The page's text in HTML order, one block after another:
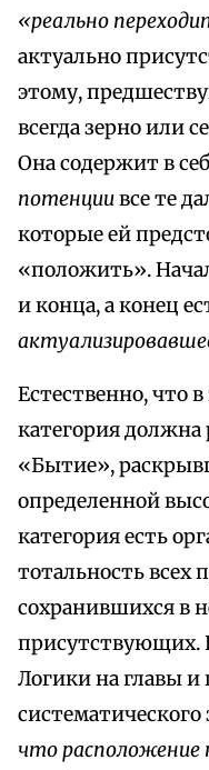
«реально
актуально
этому,
всегда зерно или
Она содержит в
потенциивсе те
которые ей
«положить».
и конца, а конец
Естественно, что
категория должна
«Бытие»,
определенной
категория есть
тотальность
сохранившихся в
присутствующих.
Логики на главы
систематического
что расположение